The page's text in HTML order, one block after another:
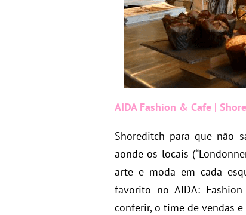
AIDA Fashion & Cafe |
Shoreditch para que não
aonde os locais
arte e moda em cada
favorito no AIDA:
conferir, o time de vendas